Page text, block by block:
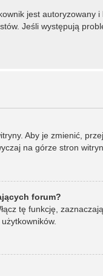
jest autoryzowany
Jeśli występują
Aby je zmienić,
na górze stron
forum?
tę funkcję,